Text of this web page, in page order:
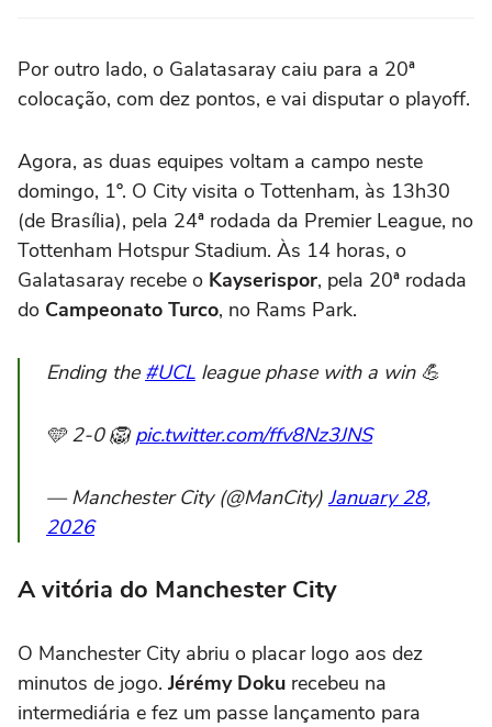
Por outro lado, o Galatasaray caiu para a 20ª
colocação, com dez pontos, e vai disputar o playoff.
Agora, as duas equipes voltam a campo neste
domingo, 1º. O City visita o Tottenham, às 13h30
(de Brasília), pela 24ª rodada da Premier League, no
Tottenham Hotspur Stadium. Às 14 horas, o
Galatasaray recebe o Kayserispor, pela 20ª rodada
do Campeonato Turco, no Rams Park.
Ending the #UCL league phase with a win 💪
🩵 2-0 🦁pic.twitter.com/ffv8Nz3JNS
— Manchester City (@ManCity) January 28,
2026
A vitória do Manchester City
O Manchester City abriu o placar logo aos dez
minutos de jogo. Jérémy Doku recebeu na
intermediária e fez um passe lançamento para